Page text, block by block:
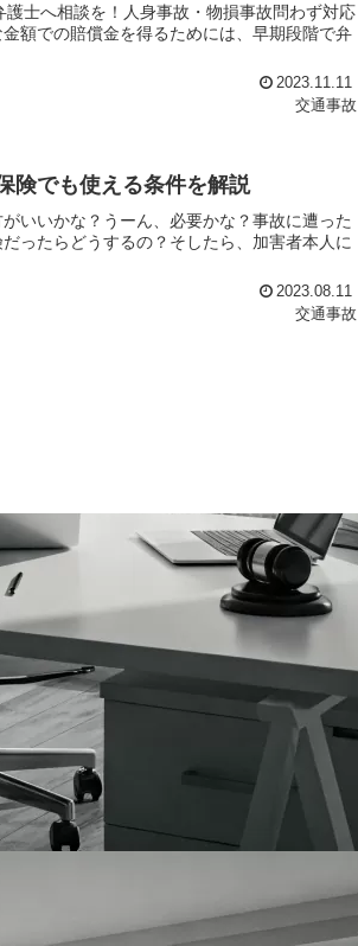
士へ相談を！人身事故・物損事故問わず対応
額での賠償金を得るためには、早期段階で弁
2023.11.11
交通事故
険でも使える条件を解説
いいかな？うーん、必要かな？事故に遭った
ったらどうするの？そしたら、加害者本人に
2023.08.11
交通事故